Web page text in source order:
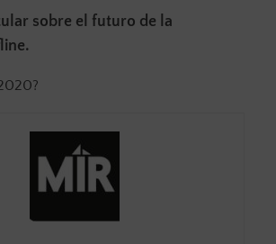
sobre el futuro de la